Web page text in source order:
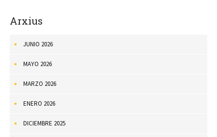
Arxius
JUNIO 2026
MAYO 2026
MARZO 2026
ENERO 2026
DICIEMBRE 2025